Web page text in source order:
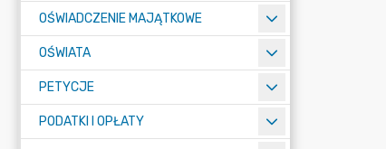
OŚWIADCZENIE MAJĄTKOWE
OŚWIATA
PETYCJE
PODATKI I OPŁATY